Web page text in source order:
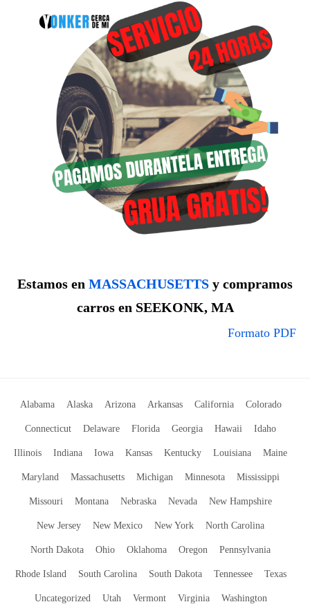
Estamos en MASSACHUSETTS y compramos
carros en SEEKONK, MA
Formato PDF
Alabama Alaska Arizona Arkansas California Colorado
Connecticut Delaware Florida Georgia Hawaii Idaho
Illinois Indiana Iowa Kansas Kentucky Louisiana Maine
Maryland Massachusetts Michigan Minnesota Mississippi
Missouri Montana Nebraska Nevada New Hampshire
New Jersey New Mexico New York North Carolina
North Dakota Ohio Oklahoma Oregon Pennsylvania
Rhode Island South Carolina South Dakota Tennessee Texas
Uncategorized Utah Vermont Virginia Washington